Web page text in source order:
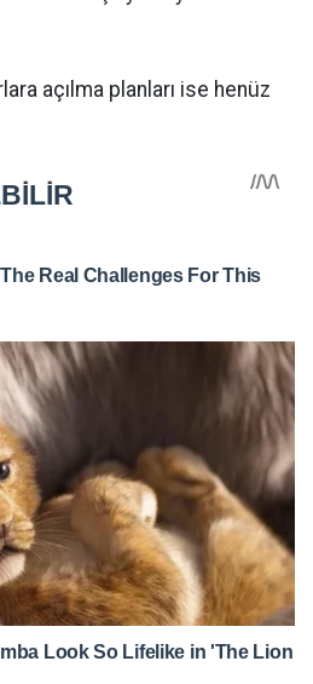
açılma planları ise henüz